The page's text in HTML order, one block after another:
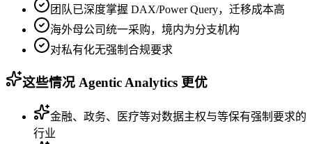
团队已深度掌握 DAX/Power Query，迁移成本高
海外母公司统一采购，境内为分支机构
对私有化无强制合规要求
这些情况 Agentic Analytics 更优
金融、政务、医疗等对数据主权与等保有强制要求的
行业